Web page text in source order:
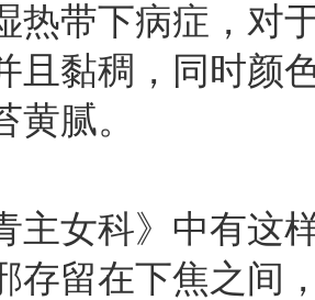
热带下病症，对
且黏稠，同时颜
黄腻。
主女科》中有这
存留在下焦之间